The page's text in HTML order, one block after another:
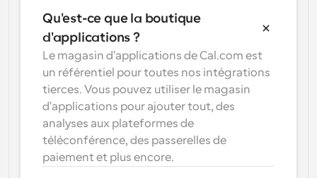
Qu'est-ce que la boutique
d'applications ?
Le magasin d'applications de Cal.com est
un référentiel pour toutes nos intégrations
tierces. Vous pouvez utiliser le magasin
d'applications pour ajouter tout, des
analyses aux plateformes de
téléconférence, des passerelles de
paiement et plus encore.